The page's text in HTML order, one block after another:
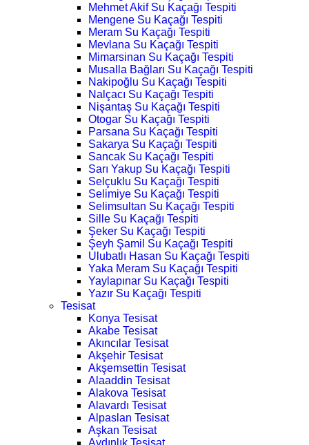
Mehmet Akif Su Kaçağı Tespiti
Mengene Su Kaçağı Tespiti
Meram Su Kaçağı Tespiti
Mevlana Su Kaçağı Tespiti
Mimarsinan Su Kaçağı Tespiti
Musalla Bağları Su Kaçağı Tespiti
Nakipoğlu Su Kaçağı Tespiti
Nalçacı Su Kaçağı Tespiti
Nişantaş Su Kaçağı Tespiti
Otogar Su Kaçağı Tespiti
Parsana Su Kaçağı Tespiti
Sakarya Su Kaçağı Tespiti
Sancak Su Kaçağı Tespiti
Sarı Yakup Su Kaçağı Tespiti
Selçuklu Su Kaçağı Tespiti
Selimiye Su Kaçağı Tespiti
Selimsultan Su Kaçağı Tespiti
Sille Su Kaçağı Tespiti
Şeker Su Kaçağı Tespiti
Şeyh Şamil Su Kaçağı Tespiti
Ulubatlı Hasan Su Kaçağı Tespiti
Yaka Meram Su Kaçağı Tespiti
Yaylapınar Su Kaçağı Tespiti
Yazır Su Kaçağı Tespiti
Tesisat
Konya Tesisat
Akabe Tesisat
Akıncılar Tesisat
Akşehir Tesisat
Akşemsettin Tesisat
Alaaddin Tesisat
Alakova Tesisat
Alavardı Tesisat
Alpaslan Tesisat
Aşkan Tesisat